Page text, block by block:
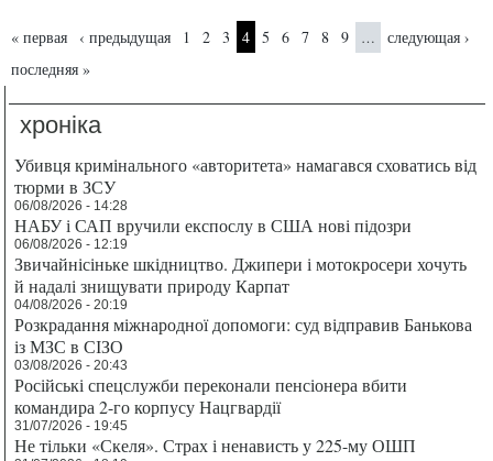
Страницы
« первая ‹ предыдущая 1 2 3 4 5 6 7 8 9 …
следующая ›
последняя »
хроніка
Убивця кримінального «авторитета» намагався сховатись від
тюрми в ЗСУ
06/08/2026 - 14:28
НАБУ і САП вручили експослу в США нові підозри
06/08/2026 - 12:19
Звичайнісіньке шкідництво. Джипери і мотокросери хочуть
й надалі знищувати природу Карпат
04/08/2026 - 20:19
Розкрадання міжнародної допомоги: суд відправив Банькова
із МЗС в СІЗО
03/08/2026 - 20:43
Російські спецслужби переконали пенсіонера вбити
командира 2-го корпусу Нацгвардії
31/07/2026 - 19:45
Не тільки «Скеля». Страх і ненависть у 225-му ОШП